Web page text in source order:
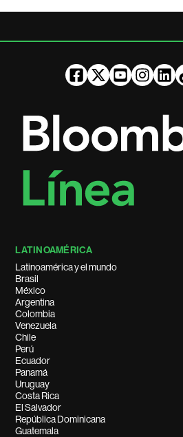
LATINOAMÉRICA
Latinoamérica y el mundo
Brasil
México
Argentina
Colombia
Venezuela
Chile
Perú
Ecuador
Panamá
Uruguay
Costa Rica
El Salvador
República Dominicana
Guatemala